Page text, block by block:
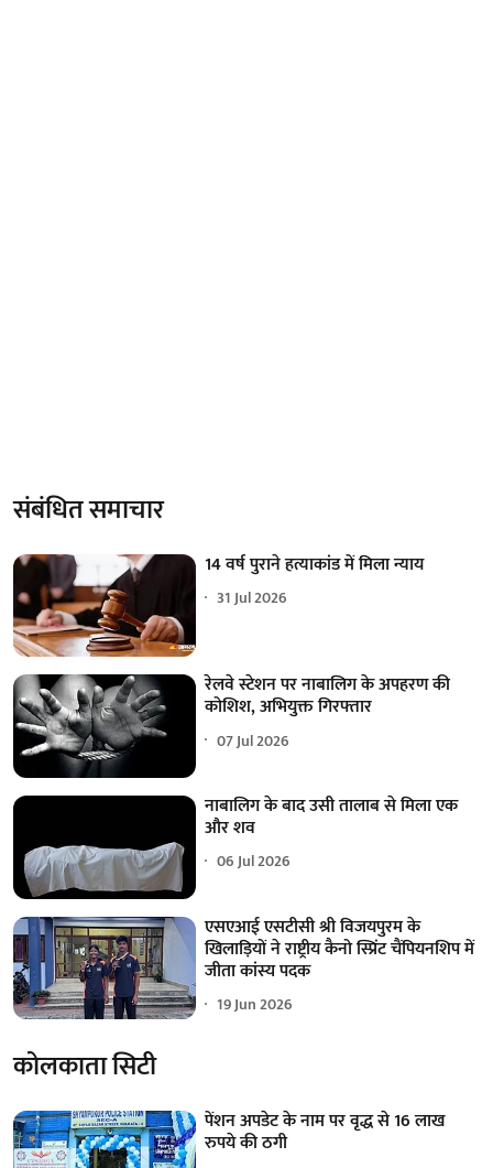
संबंधित समाचार
14 वर्ष पुराने हत्याकांड में मिला न्याय
31 Jul 2026
रेलवे स्टेशन पर नाबालिग के अपहरण की
कोशिश, अभियुक्त गिरफ्तार
07 Jul 2026
नाबालिग के बाद उसी तालाब से मिला एक
और शव
06 Jul 2026
एसएआई एसटीसी श्री विजयपुरम के
खिलाड़ियों ने राष्ट्रीय कैनो स्प्रिंट चैंपियनशिप में
जीता कांस्य पदक
19 Jun 2026
कोलकाता सिटी
पेंशन अपडेट के नाम पर वृद्ध से 16 लाख
रुपये की ठगी